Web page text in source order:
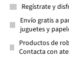
Regístrate y
Envío gratis a
juguetes y
Productos de
Contacta con